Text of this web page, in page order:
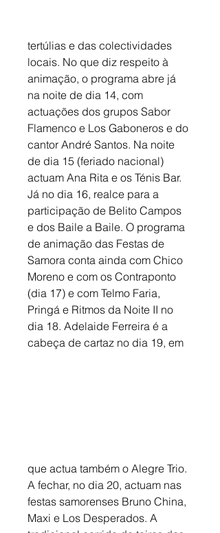
tertúlias e das colectividades
locais. No que diz respeito à
animação, o programa abre já
na noite de dia 14, com
actuações dos grupos Sabor
Flamenco e Los Gaboneros e do
cantor André Santos. Na noite
de dia 15 (feriado nacional)
actuam Ana Rita e os Ténis Bar.
Já no dia 16, realce para a
participação de Belito Campos
e dos Baile a Baile. O programa
de animação das Festas de
Samora conta ainda com Chico
Moreno e com os Contraponto
(dia 17) e com Telmo Faria,
Pringá e Ritmos da Noite II no
dia 18. Adelaide Ferreira é a
cabeça de cartaz no dia 19, em
que actua também o Alegre Trio.
A fechar, no dia 20, actuam nas
festas samorenses Bruno China,
Maxi e Los Desperados. A